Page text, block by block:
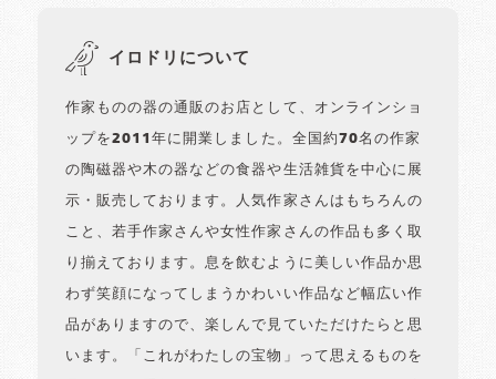
イロドリについて
作家ものの器の通販のお店として、オンラインショ
ップを2011年に開業しました。全国約70名の作家
の陶磁器や木の器などの食器や生活雑貨を中心に展
示・販売しております。人気作家さんはもちろんの
こと、若手作家さんや女性作家さんの作品も多く取
り揃えております。息を飲むように美しい作品か思
わず笑顔になってしまうかわいい作品など幅広い作
品がありますので、楽しんで見ていただけたらと思
います。「これがわたしの宝物」って思えるものを